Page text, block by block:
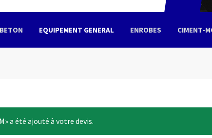
BETON EQUIPEMENT GENERAL ENROBES CIMENT-
a été ajouté à votre devis.